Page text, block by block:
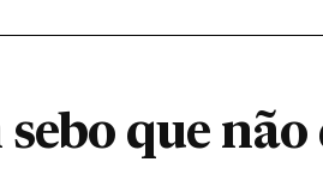
que